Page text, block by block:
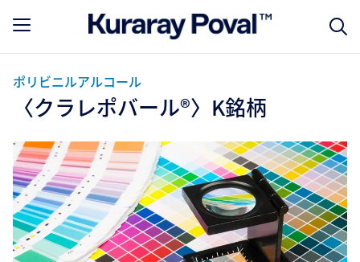
ポリビニルアルコール
〈クラレポバール®〉K銘柄